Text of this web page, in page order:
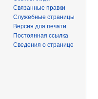
Связанные правки
Служебные страницы
Версия для печати
Постоянная ссылка
Сведения о странице